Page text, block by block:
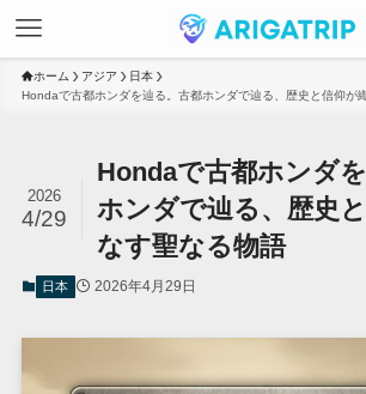
ホーム アジア
日本
Hondaで古都ホンダを辿る。古都ホンダで辿る、歴史と信仰が
Hondaで古都ホンダ
ホンダで辿る、歴史
なす聖なる物語
2026
4/29
日本 2026年4月29日